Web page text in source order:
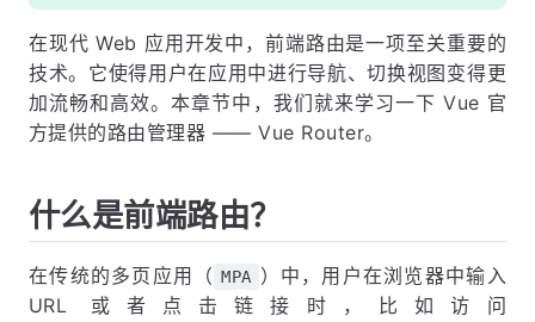
在现代 Web 应用开发中，前端路由是一项至关重要的
技术。它使得用户在应用中进行导航、切换视图变得更
加流畅和高效。本章节中，我们就来学习一下 Vue 官
方提供的路由管理器 —— Vue Router。
什么是前端路由？
在传统的多页应用（ MPA ）中，用户在浏览器中输入
URL 或者点击链接时，比如访问